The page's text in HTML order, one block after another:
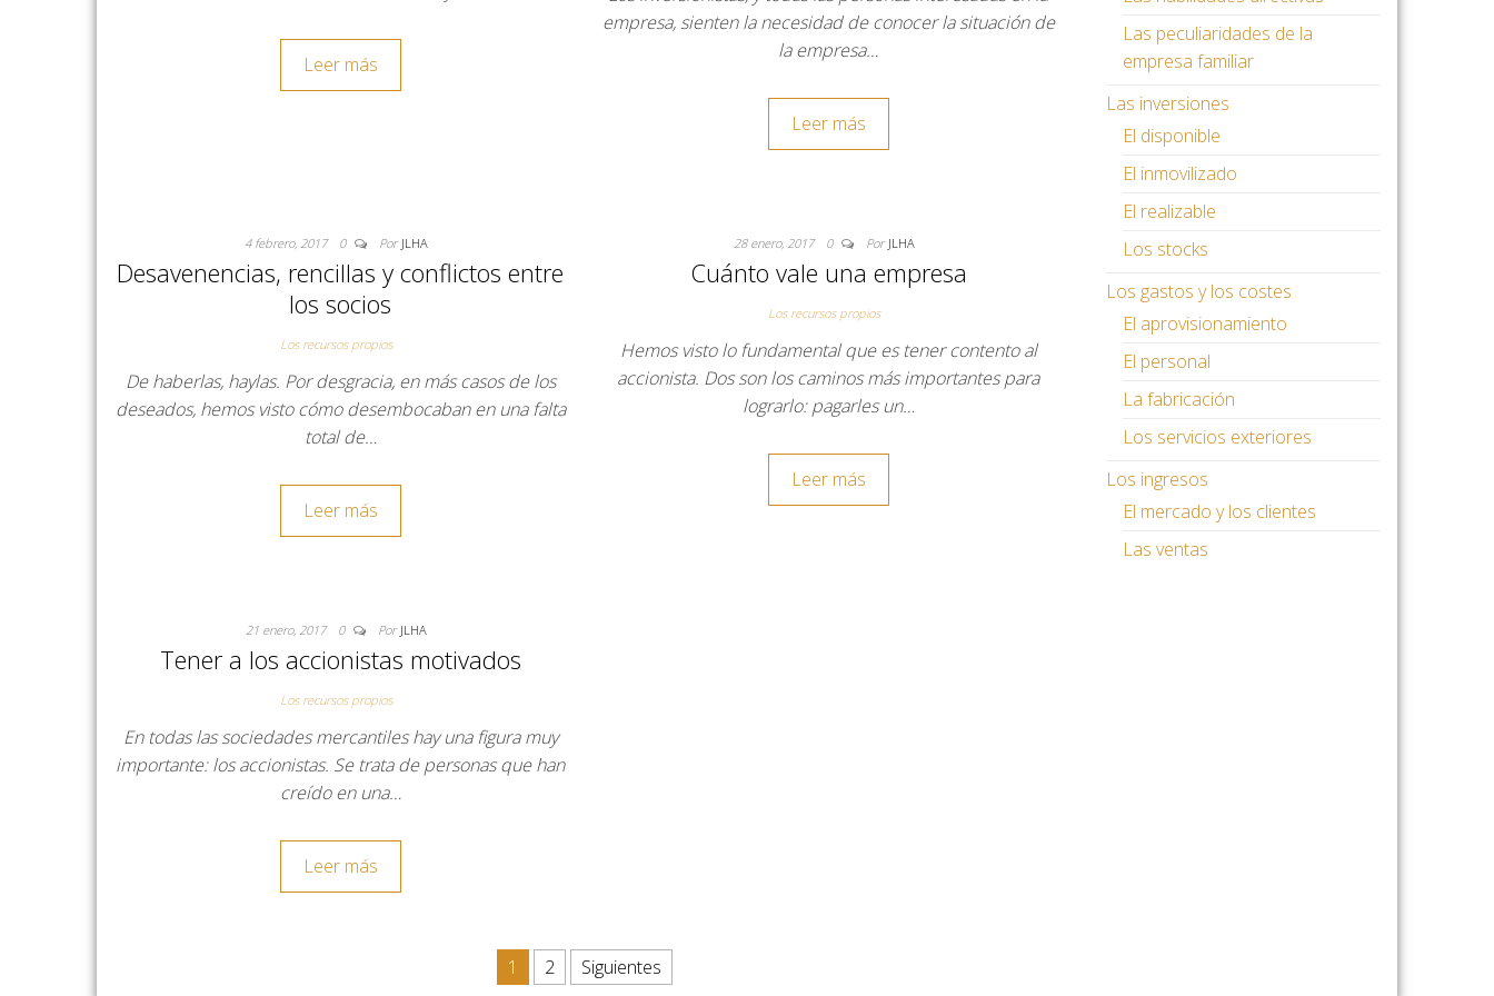
Leer más
empresa, sienten la necesidad de conocer la situación de
la empresa…
Leer más
4 febrero, 2017 0 Por JLHA
Desavenencias, rencillas y conflictos entre
los socios
Los recursos propios
De haberlas, haylas. Por desgracia, en más casos de los
deseados, hemos visto cómo desembocaban en una falta
total de…
Leer más
28 enero, 2017 0 Por JLHA
Cuánto vale una empresa
Los recursos propios
Hemos visto lo fundamental que es tener contento al
accionista. Dos son los caminos más importantes para
lograrlo: pagarles un…
Leer más
21 enero, 2017 0 Por JLHA
Tener a los accionistas motivados
Los recursos propios
En todas las sociedades mercantiles hay una figura muy
importante: los accionistas. Se trata de personas que han
creído en una…
Leer más
1 2 Siguientes
Las peculiaridades de la
empresa familiar
Las inversiones
El disponible
El inmovilizado
El realizable
Los stocks
Los gastos y los costes
El aprovisionamiento
El personal
La fabricación
Los servicios exteriores
Los ingresos
El mercado y los clientes
Las ventas